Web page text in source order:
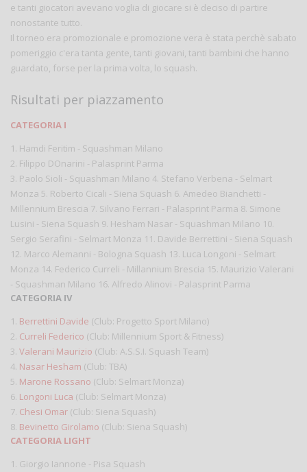
e tanti giocatori avevano voglia di giocare si è deciso di partire
nonostante tutto.
Il torneo era promozionale e promozione vera è stata perchè sabato
pomeriggio c'era tanta gente, tanti giovani, tanti bambini che hanno
guardato, forse per la prima volta, lo squash.
Risultati per piazzamento
CATEGORIA I
1. Hamdi Feritim - Squashman Milano
2. Filippo DOnarini - Palasprint Parma
3. Paolo Sioli - Squashman Milano 4. Stefano Verbena - Selmart
Monza 5. Roberto Cicali - Siena Squash 6. Amedeo Bianchetti -
Millennium Brescia 7. Silvano Ferrari - Palasprint Parma 8. Simone
Lusini - Siena Squash 9. Hesham Nasar - Squashman Milano 10.
Sergio Serafini - Selmart Monza 11. Davide Berrettini - Siena Squash
12. Marco Alemanni - Bologna Squash 13. Luca Longoni - Selmart
Monza 14. Federico Curreli - Millannium Brescia 15. Maurizio Valerani
- Squashman Milano 16. Alfredo Alinovi - Palasprint Parma
CATEGORIA IV
1. Berrettini Davide (Club: Progetto Sport Milano)
2. Curreli Federico (Club: Millennium Sport & Fitness)
3. Valerani Maurizio (Club: A.S.S.I. Squash Team)
4. Nasar Hesham (Club: TBA)
5. Marone Rossano (Club: Selmart Monza)
6. Longoni Luca (Club: Selmart Monza)
7. Chesi Omar (Club: Siena Squash)
8. Bevinetto Girolamo (Club: Siena Squash)
CATEGORIA LIGHT
1. Giorgio Iannone - Pisa Squash